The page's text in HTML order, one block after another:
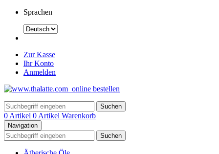
Sprachen
Zur Kasse
Ihr Konto
Anmelden
Suchen
0 Artikel 0 Artikel Warenkorb
Navigation
Suchen